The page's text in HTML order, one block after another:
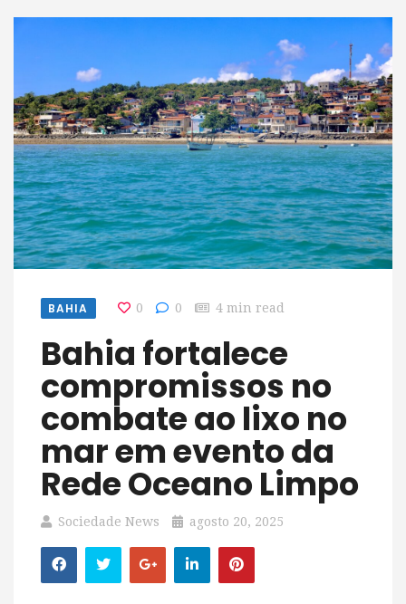
BAHIA 0 0 4 min read
Bahia fortalece
compromissos no
combate ao lixo no
mar em evento da
Rede Oceano Limpo
Sociedade News agosto 20, 2025